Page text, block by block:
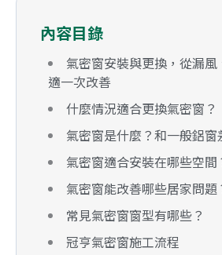
內容目錄
氣密窗安裝與更換，從漏
適一次改善
什麼情況適合更換氣密窗？
氣密窗是什麼？和一般鋁窗
氣密窗適合安裝在哪些空間
氣密窗能改善哪些居家問題
常見氣密窗窗型有哪些？
冠亨氣密窗施工流程